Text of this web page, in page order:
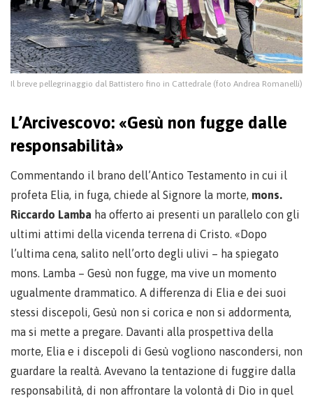
Il breve pellegrinaggio dal Battistero fino in Cattedrale (foto Andrea Romanelli)
L’Arcivescovo: «Gesù non fugge dalle
responsabilità»
Commentando il brano dell’Antico Testamento in cui il
profeta Elia, in fuga, chiede al Signore la morte, mons.
Riccardo Lamba ha offerto ai presenti un parallelo con gli
ultimi attimi della vicenda terrena di Cristo. «Dopo
l’ultima cena, salito nell’orto degli ulivi – ha spiegato
mons. Lamba – Gesù non fugge, ma vive un momento
ugualmente drammatico. A differenza di Elia e dei suoi
stessi discepoli, Gesù non si corica e non si addormenta,
ma si mette a pregare. Davanti alla prospettiva della
morte, Elia e i discepoli di Gesù vogliono nascondersi, non
guardare la realtà. Avevano la tentazione di fuggire dalla
responsabilità, di non affrontare la volontà di Dio in quel